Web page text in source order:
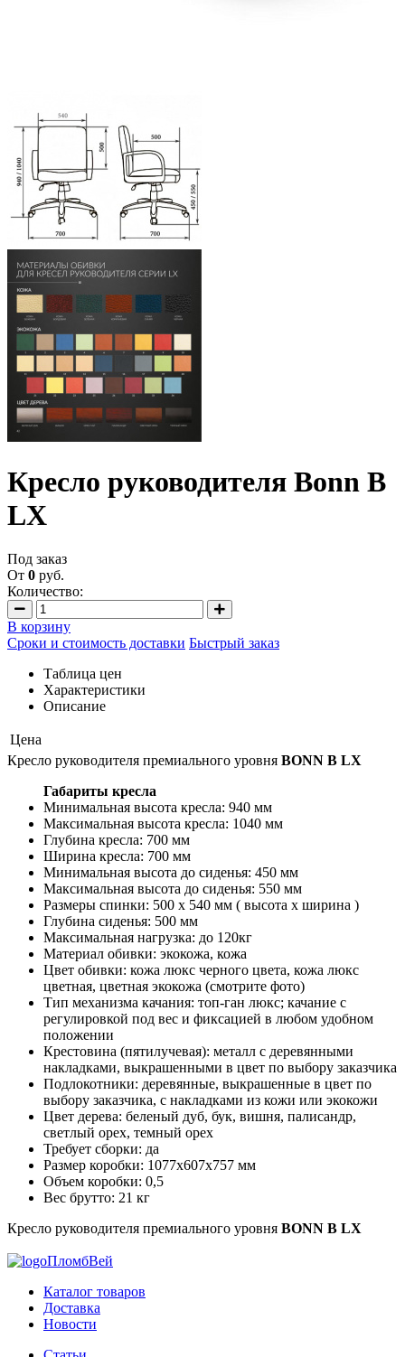
Кресло руководителя Bonn B
LX
Под заказ
От 0 руб.
Количество:
В корзину
Сроки и стоимость доставки Быстрый заказ
Таблица цен
Характеристики
Описание
Цена
Кресло руководителя премиального уровня BONN B LX
Габариты кресла
Минимальная высота кресла: 940 мм
Максимальная высота кресла: 1040 мм
Глубина кресла: 700 мм
Ширина кресла: 700 мм
Минимальная высота до сиденья: 450 мм
Максимальная высота до сиденья: 550 мм
Размеры спинки: 500 х 540 мм ( высота х ширина )
Глубина сиденья: 500 мм
Максимальная нагрузка: до 120кг
Материал обивки: экокожа, кожа
Цвет обивки: кожа люкс черного цвета, кожа люкс
цветная, цветная экокожа (смотрите фото)
Тип механизма качания: топ-ган люкс; качание с
регулировкой под вес и фиксацией в любом удобном
положении
Крестовина (пятилучевая): металл с деревянными
накладками, выкрашенными в цвет по выбору заказчика
Подлокотники: деревянные, выкрашенные в цвет по
выбору заказчика, с накладками из кожи или экокожи
Цвет дерева: беленый дуб, бук, вишня, палисандр,
светлый орех, темный орех
Требует сборки: да
Размер коробки: 1077х607х757 мм
Объем коробки: 0,5
Вес брутто: 21 кг
Кресло руководителя премиального уровня BONN B LX
ПломбВей
Каталог товаров
Доставка
Новости